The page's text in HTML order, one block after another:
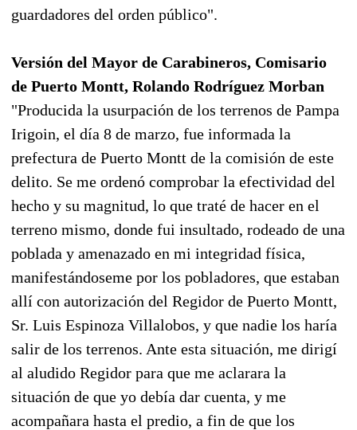
guardadores del orden público".
Versión del Mayor de Carabineros, Comisario
de Puerto Montt, Rolando Rodríguez Morban
"Producida la usurpación de los terrenos de Pampa
Irigoin, el día 8 de marzo, fue informada la
prefectura de Puerto Montt de la comisión de este
delito. Se me ordenó comprobar la efectividad del
hecho y su magnitud, lo que traté de hacer en el
terreno mismo, donde fui insultado, rodeado de una
poblada y amenazado en mi integridad física,
manifestándoseme por los pobladores, que estaban
allí con autorización del Regidor de Puerto Montt,
Sr. Luis Espinoza Villalobos, y que nadie los haría
salir de los terrenos. Ante esta situación, me dirigí
al aludido Regidor para que me aclarara la
situación de que yo debía dar cuenta, y me
acompañara hasta el predio, a fin de que los